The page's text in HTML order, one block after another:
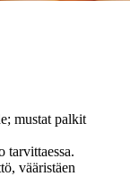
mustat palkit
vääristäen